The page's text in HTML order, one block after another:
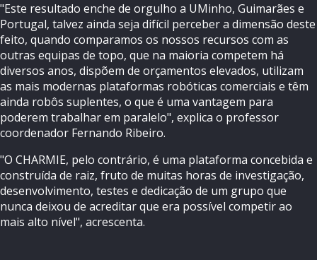
"Este resultado enche de orgulho a UMinho, Guimarães e
Portugal, talvez ainda seja difícil perceber a dimensão deste
feito, quando comparamos os nossos recursos com as
outras equipas de topo, que na maioria competem há
diversos anos, dispõem de orçamentos elevados, utilizam
as mais modernas plataformas robóticas comerciais e têm
ainda robôs suplentes, o que é uma vantagem para
poderem trabalhar em paralelo", explica o professor
coordenador Fernando Ribeiro.
"O CHARMIE, pelo contrário, é uma plataforma concebida e
construída de raiz, fruto de muitas horas de investigação,
desenvolvimento, testes e dedicação de um grupo que
nunca deixou de acreditar que era possível competir ao
mais alto nível", acrescenta.